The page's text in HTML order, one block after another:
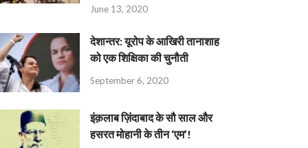
June 13, 2020
देशान्‍तर: यूरोप के आखिरी तानाशाह
को एक शिक्षिका की चुनौती
September 6, 2020
इंक़लाब ज़िंदाबाद के सौ साल और
हसरत मोहानी के तीन ‘एम’!